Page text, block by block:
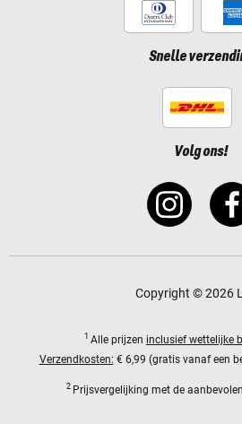
Snelle
Volg ons!
Copyright © 2026
1 Alle prijzen inclusief wettelijke
Verzendkosten: € 6,99 (gratis vanaf een
2 Prijsvergelijking met de